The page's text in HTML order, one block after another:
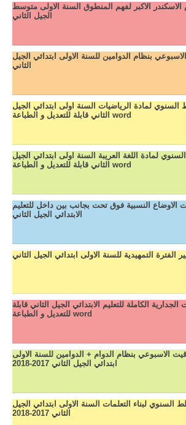
الاكبر لفهم المنطوق السنة الاولى متوسط
الجيل الثاني
بنظام الدوامين للسنة الاولى ابتدائي الجيل
الثاني
لمادة الرياضيات السنة اولى ابتدائي الجيل
الثاني قابلة للتعديل و الطباعة word
لمادة اللغة العريبة السنة اولى ابتدائي الجيل
الثاني قابلة للتعديل و الطباعة word
الاوضاع النسبية فوق تحت بجانب بين داخل للتعليم
الابتدائي الجيل الثاني
الفترة التمهيدية للسنة الاولى ابتدائي الجيل الثاني
الجدارية الكاملة للتعليم الابتدائي الجيل الثاني قابلة
للتعديل و الطباعة word
الاسبوعي بنظام الدوام + الدوامين للسنة الاولى
ابتدائي الجيل الثاني 2017-2018
السنوي لبناء التعلمات السنة الاولى ابتدائي الجيل
الثاني 2017-2018